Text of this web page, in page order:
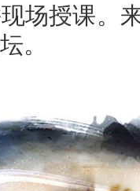
场授课。
。